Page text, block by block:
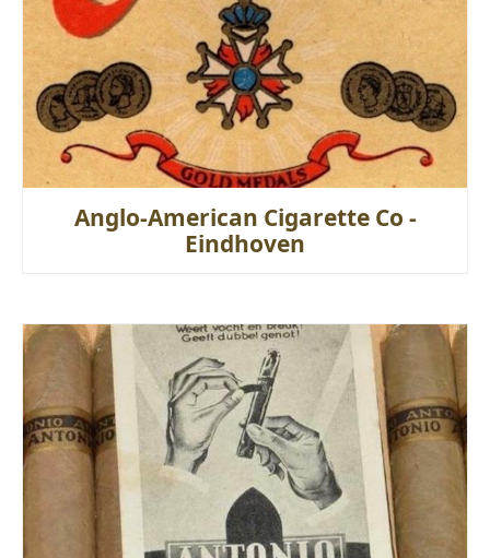
Anglo-American Cigarette Co -
Eindhoven